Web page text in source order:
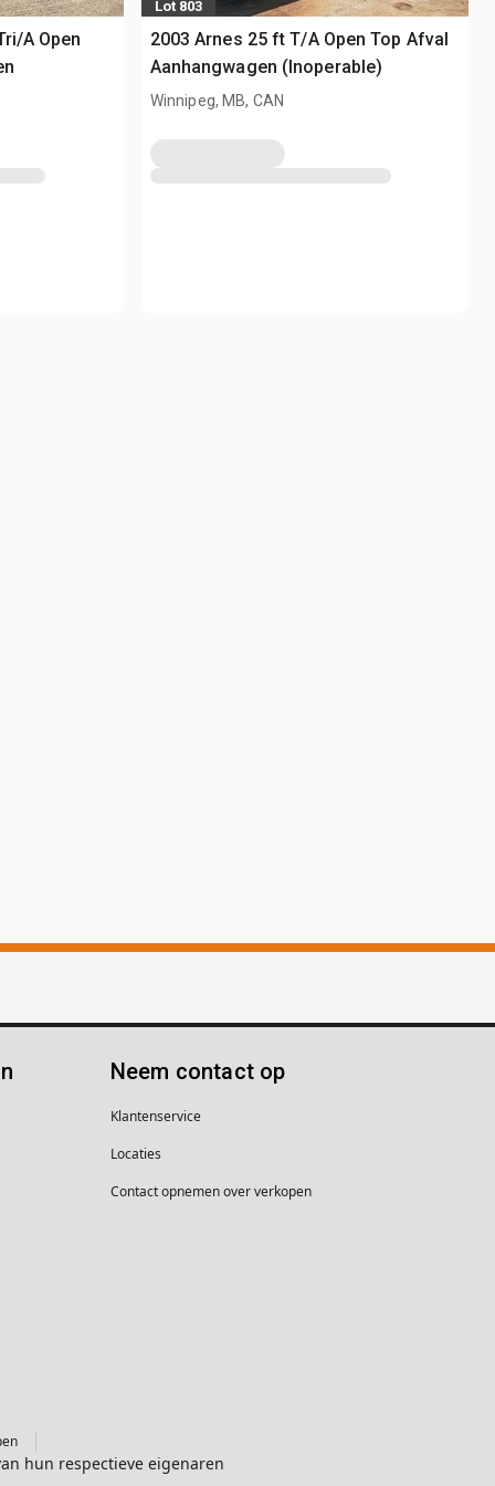
A Open
Lot 803
2003 Arnes 25 ft T/A Open Top Afval
Aanhangwagen (Inoperable)
Winnipeg, MB, CAN
Neem contact op
Klantenservice
Locaties
Contact opnemen over verkopen
hun respectieve eigenaren